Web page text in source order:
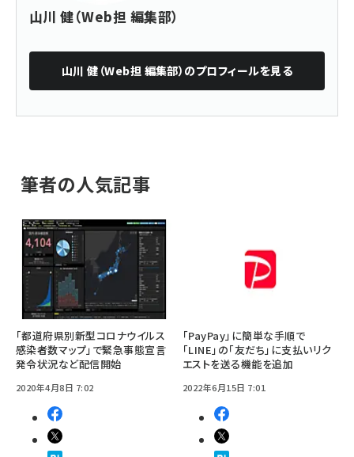
山川 健（Web担 編集部）
山川 健（Web担 編集部） のプロフィールを見る
筆者の人気記事
「都道府県別新型コロナウイルス
感染者数マップ」で緊急事態宣言
発令状況など配信開始
2020年4月8日 7:02
「PayPay」に簡単な手順で
「LINE」の「友だち」に支払いリク
エストを送る機能を追加
2022年6月15日 7:01